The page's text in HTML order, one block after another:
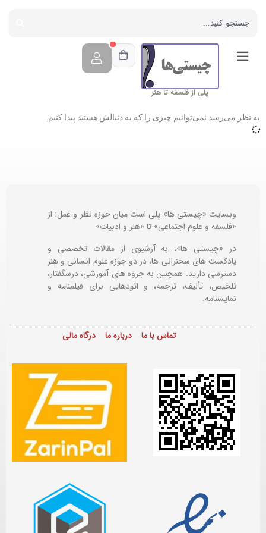
پلی از فلسفه تا هنر
به نظر می‌رسد نمی‌توانیم چیزی را که به دنبالش هستید پیدا کنیم.
وبسایت «چیستی ها» پلی است میان حوزه نظر و عمل: از
«فلسفه و علوم اجتماعی» تا «هنر و ادبیات»
در «چیستی ها»، به آرشیوی از مقالات تخصصی و
پادکست های سخنرانی ها، در دو حوزه علوم انسانی و هنر
دسترسی دارید. همچنین به جزوه های آموزشی، درسگفتار،
تلخیص، تألیف، ترجمه، و اتودهایی برایفیلمنامه و
نمایشنامه.
تماس با ما درباره ما درگاه مالی